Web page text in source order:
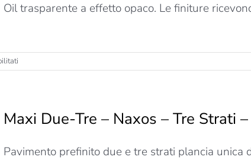
–
Oil trasparente a effetto opaco. Le finiture
Maxi
Naxos
–
Strati
Maxi Due-Tre – Naxos – Tre Strati
Pavimento prefinito due e tre strati plancia unica